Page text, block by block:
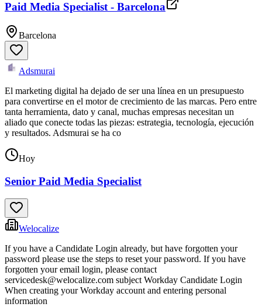
Paid Media Specialist - Barcelona
Barcelona
Adsmurai
El marketing digital ha dejado de ser una línea en un presupuesto
para convertirse en el motor de crecimiento de las marcas. Pero entre
tanta herramienta, dato y canal, muchas empresas necesitan un
aliado que conecte todas las piezas: estrategia, tecnología, ejecución
y resultados. Adsmurai se ha co
Hoy
Senior Paid Media Specialist
Welocalize
If you have a Candidate Login already, but have forgotten your
password please use the steps to reset your password. If you have
forgotten your email login, please contact
servicedesk@welocalize.com subject Workday Candidate Login
When creating your Workday account and entering personal
information